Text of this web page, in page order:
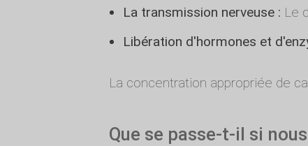
La transmission nerveuse : Le
Libération d'hormones et
La concentration appropriée de
Que se passe-t-il si